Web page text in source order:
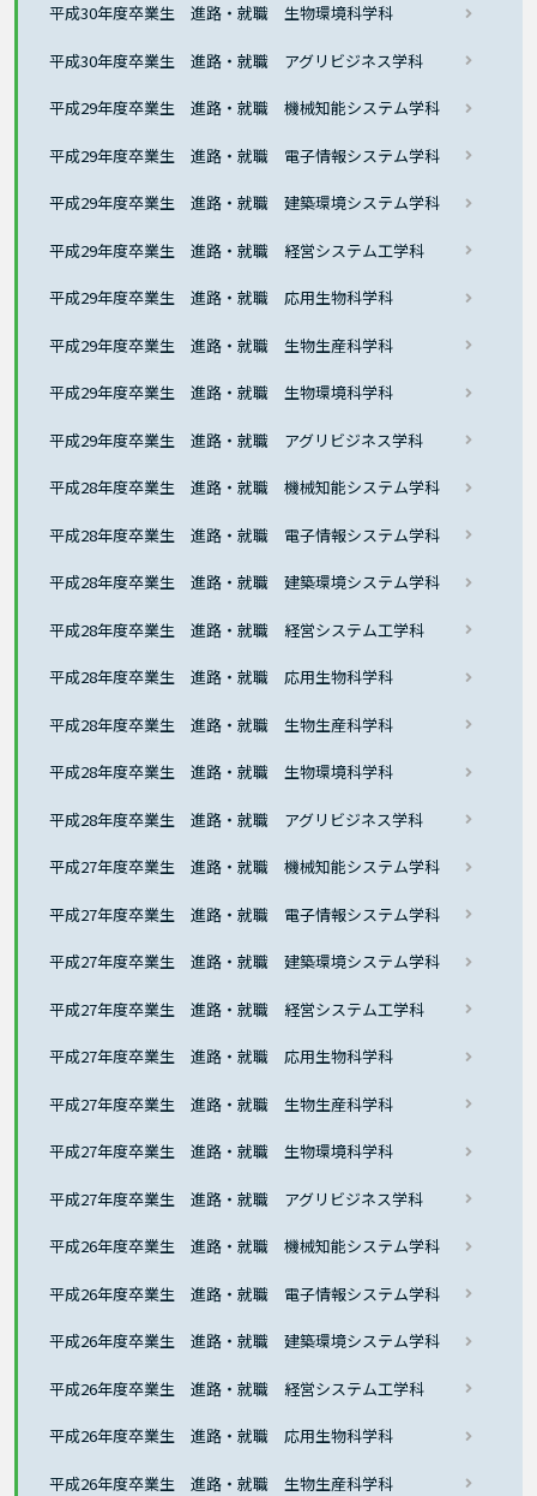
平成30年度卒業生 進路・就職 生物環境科学科
平成30年度卒業生 進路・就職 アグリビジネス学科
平成29年度卒業生 進路・就職 機械知能システム学科
平成29年度卒業生 進路・就職 電子情報システム学科
平成29年度卒業生 進路・就職 建築環境システム学科
平成29年度卒業生 進路・就職 経営システム工学科
平成29年度卒業生 進路・就職 応用生物科学科
平成29年度卒業生 進路・就職 生物生産科学科
平成29年度卒業生 進路・就職 生物環境科学科
平成29年度卒業生 進路・就職 アグリビジネス学科
平成28年度卒業生 進路・就職 機械知能システム学科
平成28年度卒業生 進路・就職 電子情報システム学科
平成28年度卒業生 進路・就職 建築環境システム学科
平成28年度卒業生 進路・就職 経営システム工学科
平成28年度卒業生 進路・就職 応用生物科学科
平成28年度卒業生 進路・就職 生物生産科学科
平成28年度卒業生 進路・就職 生物環境科学科
平成28年度卒業生 進路・就職 アグリビジネス学科
平成27年度卒業生 進路・就職 機械知能システム学科
平成27年度卒業生 進路・就職 電子情報システム学科
平成27年度卒業生 進路・就職 建築環境システム学科
平成27年度卒業生 進路・就職 経営システム工学科
平成27年度卒業生 進路・就職 応用生物科学科
平成27年度卒業生 進路・就職 生物生産科学科
平成27年度卒業生 進路・就職 生物環境科学科
平成27年度卒業生 進路・就職 アグリビジネス学科
平成26年度卒業生 進路・就職 機械知能システム学科
平成26年度卒業生 進路・就職 電子情報システム学科
平成26年度卒業生 進路・就職 建築環境システム学科
平成26年度卒業生 進路・就職 経営システム工学科
平成26年度卒業生 進路・就職 応用生物科学科
平成26年度卒業生 進路・就職 生物生産科学科